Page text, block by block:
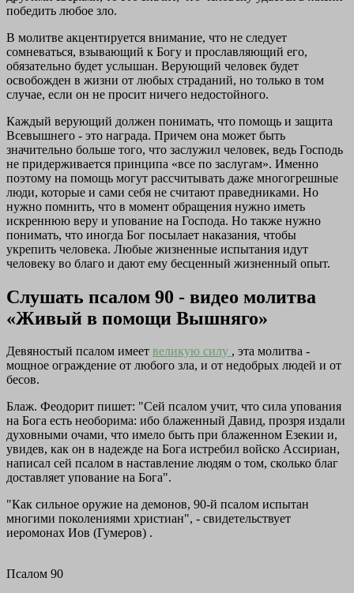
победить любое зло.
В молитве акцентируется внимание, что не следует
сомневаться, взывающий к Богу и прославляющий его,
обязательно будет услышан. Верующий человек будет
освобожден в жизни от любых страданий, но только в том
случае, если он не просит ничего недостойного.
Каждый верующий должен понимать, что помощь и защита
Всевышнего - это награда. Причем она может быть
значительно больше того, что заслужил человек, ведь Господь
не придерживается принципа «все по заслугам». Именно
поэтому на помощь могут рассчитывать даже многогрешные
люди, которые и сами себя не считают праведниками. Но
нужно помнить, что в момент обращения нужно иметь
искреннюю веру и упование на Господа. Но также нужно
понимать, что иногда Бог посылает наказания, чтобы
укрепить человека. Любые жизненные испытания идут
человеку во благо и дают ему бесценный жизненный опыт.
Слушать псалом 90 - видео молитва
«Живый в помощи Вышняго»
Девяностый псалом имеет великую силу , эта молитва -
мощное ограждение от любого зла, и от недобрых людей и от
бесов.
Блаж. Феодорит пишет: "Сей псалом учит, что сила упования
на Бога есть необорима: ибо блаженный Давид, прозря издали
духовными очами, что имело быть при блаженном Езекии и,
увидев, как он в надежде на Бога истребил войско Ассириан,
написал сей псалом в наставление людям о том, сколько благ
доставляет упование на Бога".
"Как сильное оружие на демонов, 90-й псалом испытан
многими поколениями христиан", - свидетельствует
иеромонах Иов (Гумеров) .
Псалом 90